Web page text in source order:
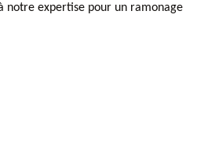
notre expertise pour un ramonage